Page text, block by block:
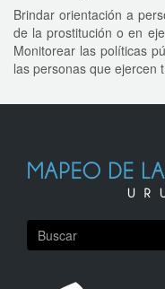
Brindar orientación a
de la prostitución o en
Monitorear las políticas
las personas que ejercen